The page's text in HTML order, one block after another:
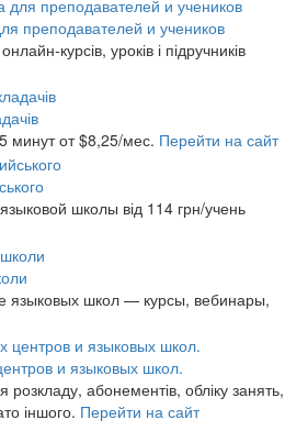
преподавателей и учеников
курсів, уроків і підручників
минутот $8,25/мес. Перейти на сайт
школы від 114 грн/учень
языковых школ — курсы, вебинары,
и языковых школ.
абонементів, обліку занять,
іншого. Перейти на сайт